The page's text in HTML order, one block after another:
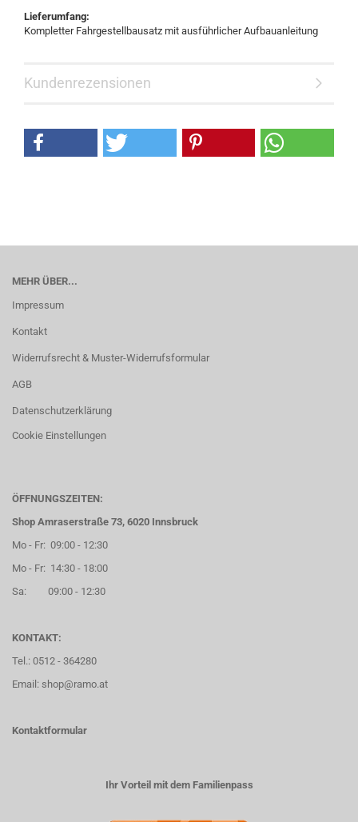
Lieferumfang:
Kompletter Fahrgestellbausatz mit ausführlicher Aufbauanleitung
Kundenrezensionen
MEHR ÜBER...
Impressum
Kontakt
Widerrufsrecht & Muster-Widerrufsformular
AGB
Datenschutzerklärung
Cookie Einstellungen
ÖFFNUNGSZEITEN:
Shop Amraserstraße 73, 6020 Innsbruck
Mo - Fr: 09:00 - 12:30
Mo - Fr: 14:30 - 18:00
Sa: 09:00 - 12:30
KONTAKT:
Tel.: 0512 - 364280
Email: shop@ramo.at
Kontaktformular
Ihr Vorteil mit dem Familienpass